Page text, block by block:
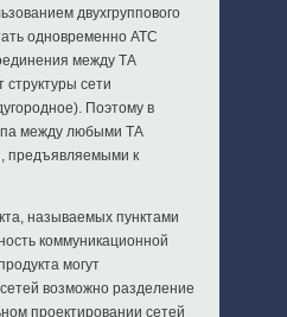
двухгруппового
одновременно АТС
между ТА
сети
Поэтому в
между любыми ТА
предъявляемыми к
называемых пунктами
коммуникационной
могут
возможно разделение
проектировании сетей